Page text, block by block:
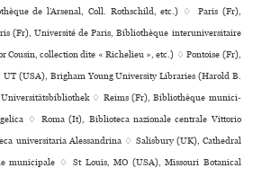
de l’Arsenal, Coll. Rothschild, etc.) ♢ Paris (Fr),
(Fr), Université de Paris, Bibliothèque inte­ru­ni­ver­si­taire
Cousin, collection dite « Richelieu », etc.) ♢ Pontoise (Fr),
(USA), Brigham Young University Libraries (Harold B.
♢ Reims (Fr), Bibliothèque muni­ci­
♢ Roma (It), Biblioteca nazio­nale cen­trale Vittorio
uni­ver­si­ta­ria Alessandrina ♢ Salisbury (UK), Cathedral
muni­ci­pale ♢ St Louis, MO (USA), Missouri Botanical